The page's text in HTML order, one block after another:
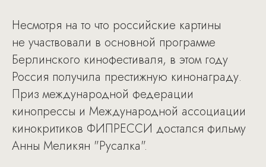
Несмотря на то что российские картины
не участвовали в основной программе
Берлинского кинофестиваля, в этом году
Россия получила престижную кинонаграду.
Приз международной федерации
кинопрессы и Международной ассоциации
кинокритиков ФИПРЕССИ достался фильму
Анны Меликян "Русалка".